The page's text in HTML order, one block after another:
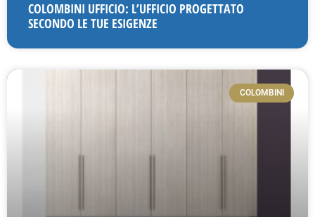
COLOMBINI UFFICIO: L’UFFICIO PROGETTATO
SECONDO LE TUE ESIGENZE
COLOMBINI